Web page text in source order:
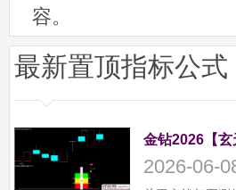
容。
最新置顶指标公式
金钻2026【
2026-06-